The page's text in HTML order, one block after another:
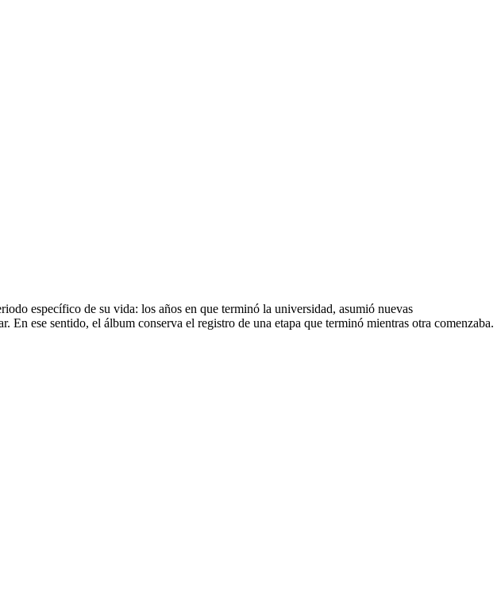
específico de su vida: los años en que terminó la universidad, asumió nuevas
ese sentido, el álbum conserva el registro de una etapa que terminó mientras otra comenzaba.